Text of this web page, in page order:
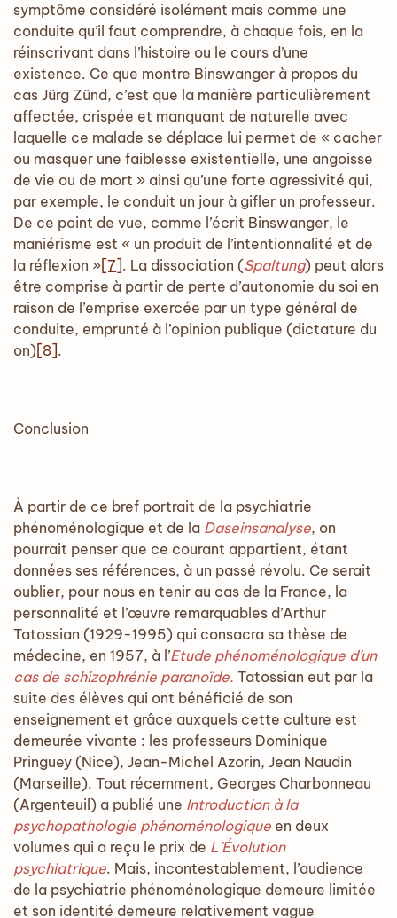
symptôme considéré isolément mais comme une
conduite qu’il faut comprendre, à chaque fois, en la
réinscrivant dans l’histoire ou le cours d’une
existence. Ce que montre Binswanger à propos du
cas Jürg Zünd, c’est que la manière particulièrement
affectée, crispée et manquant de naturelle avec
laquelle ce malade se déplace lui permet de « cacher
ou masquer une faiblesse existentielle, une angoisse
de vie ou de mort » ainsi qu’une forte agressivité qui,
par exemple, le conduit un jour à gifler un professeur.
De ce point de vue, comme l’écrit Binswanger, le
maniérisme est « un produit de l’intentionnalité et de
la réflexion »[7]. La dissociation (Spaltung) peut alors
être comprise à partir de perte d’autonomie du soi en
raison de l’emprise exercée par un type général de
conduite, emprunté à l’opinion publique (dictature du
on)[8].
Conclusion
À partir de ce bref portrait de la psychiatrie
phénoménologique et de la Daseinsanalyse, on
pourrait penser que ce courant appartient, étant
données ses références, à un passé révolu. Ce serait
oublier, pour nous en tenir au cas de la France, la
personnalité et l’œuvre remarquables d’Arthur
Tatossian (1929-1995) qui consacra sa thèse de
médecine, en 1957, à l’Etude phénoménologique d’un
cas de schizophrénie paranoïde. Tatossian eut par la
suite des élèves qui ont bénéficié de son
enseignement et grâce auxquels cette culture est
demeurée vivante : les professeurs Dominique
Pringuey (Nice), Jean-Michel Azorin, Jean Naudin
(Marseille). Tout récemment, Georges Charbonneau
(Argenteuil) a publié une Introduction à la
psychopathologie phénoménologique en deux
volumes qui a reçu le prix de L’Évolution
psychiatrique. Mais, incontestablement, l’audience
de la psychiatrie phénoménologique demeure limitée
et son identité demeure relativement vague